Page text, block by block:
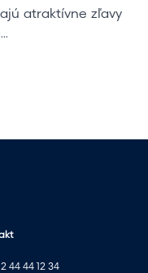
atraktívne zľavy
2 44 44 12 34